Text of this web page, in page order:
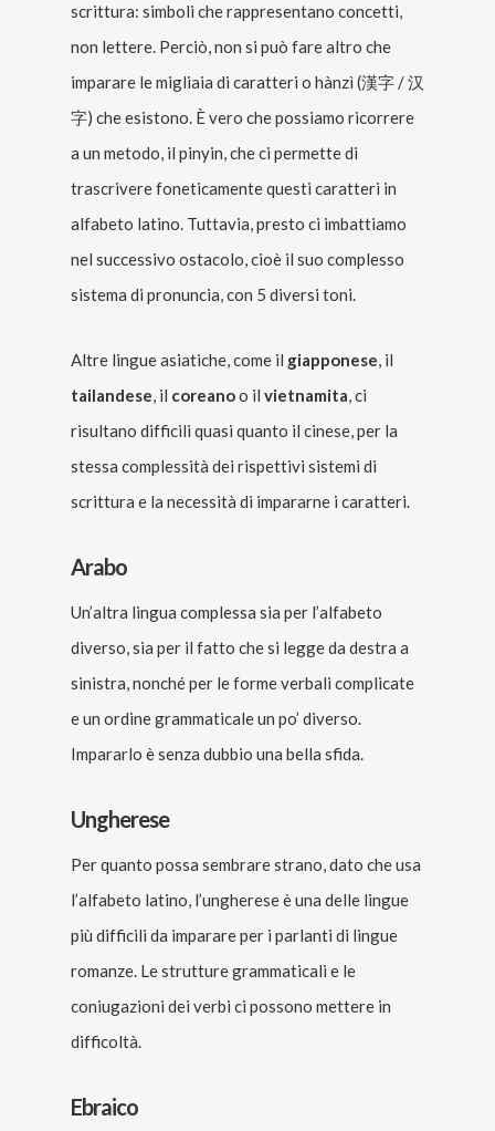
scrittura: simboli che rappresentano concetti,
non lettere. Perciò, non si può fare altro che
imparare le migliaia di caratteri o hànzì (漢字 / 汉
字) che esistono. È vero che possiamo ricorrere
a un metodo, il pinyin, che ci permette di
trascrivere foneticamente questi caratteri in
alfabeto latino. Tuttavia, presto ci imbattiamo
nel successivo ostacolo, cioè il suo complesso
sistema di pronuncia, con 5 diversi toni.
Altre lingue asiatiche, come il giapponese, il
tailandese, il coreanoo il vietnamita, ci
risultano difficili quasi quanto il cinese, per la
stessa complessità dei rispettivi sistemi di
scrittura e la necessità di impararne i caratteri.
Arabo
Un’altra lingua complessa sia per l’alfabeto
diverso, sia per il fatto che si legge da destra a
sinistra, nonché per le forme verbali complicate
e un ordine grammaticale un po’ diverso.
Impararlo è senza dubbio una bella sfida.
Ungherese
Per quanto possa sembrare strano, dato che usa
l’alfabeto latino, l’ungherese è una delle lingue
più difficili da imparare per i parlanti di lingue
romanze. Le strutture grammaticali e le
coniugazioni dei verbi ci possono mettere in
difficoltà.
Ebraico